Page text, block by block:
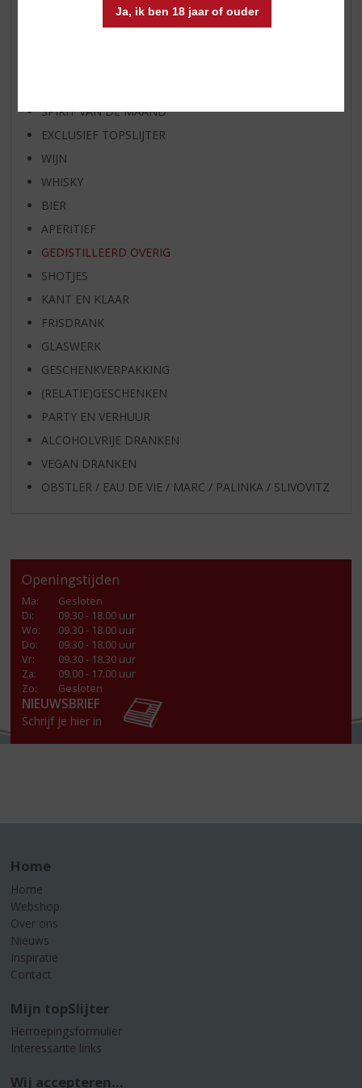
Ja, ik ben 18 jaar of ouder
WIJN VAN DE MAAND
SPIRIT VAN DE MAAND
EXCLUSIEF TOPSLIJTER
WIJN
WHISKY
BIER
APERITIEF
GEDISTILLEERD OVERIG
SHOTJES
KANT EN KLAAR
FRISDRANK
GLASWERK
GESCHENKVERPAKKING
(RELATIE)GESCHENKEN
PARTY EN VERHUUR
ALCOHOLVRIJE DRANKEN
VEGAN DRANKEN
OBSTLER / EAU DE VIE / MARC / PALINKA / SLIVOVITZ
Openingstijden
Ma:
Gesloten
Di:
09.30 - 18.00 uur
Wo:
09.30 - 18.00 uur
Do:
09.30 - 18.00 uur
Vr:
09.30 - 18.30 uur
Za:
09.00 - 17.00 uur
Zo:
Gesloten
NIEUWSBRIEF
Schrijf je hier in
Home
Home
Webshop
Over ons
Nieuws
Inspiratie
Contact
Mijn topSlijter
Herroepingsformulier
Interessante links
Wij accepteren...